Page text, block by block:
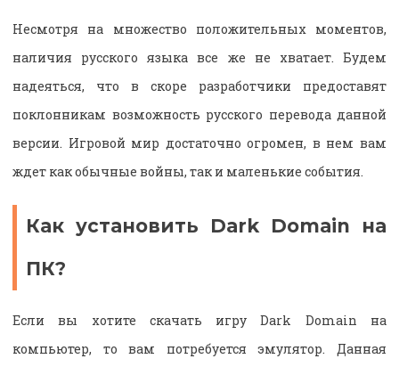
Несмотря на множество положительных моментов,
наличия русского языка все же не хватает. Будем
надеяться, что в скоре разработчики предоставят
поклонникам возможность русского перевода данной
версии. Игровой мир достаточно огромен, в нем вам
ждет как обычные войны, так и маленькие события.
Как установить Dark Domain на
ПК?
Если вы хотите скачать игру Dark Domain на
компьютер, то вам потребуется эмулятор. Данная